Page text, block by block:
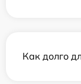
Как долго